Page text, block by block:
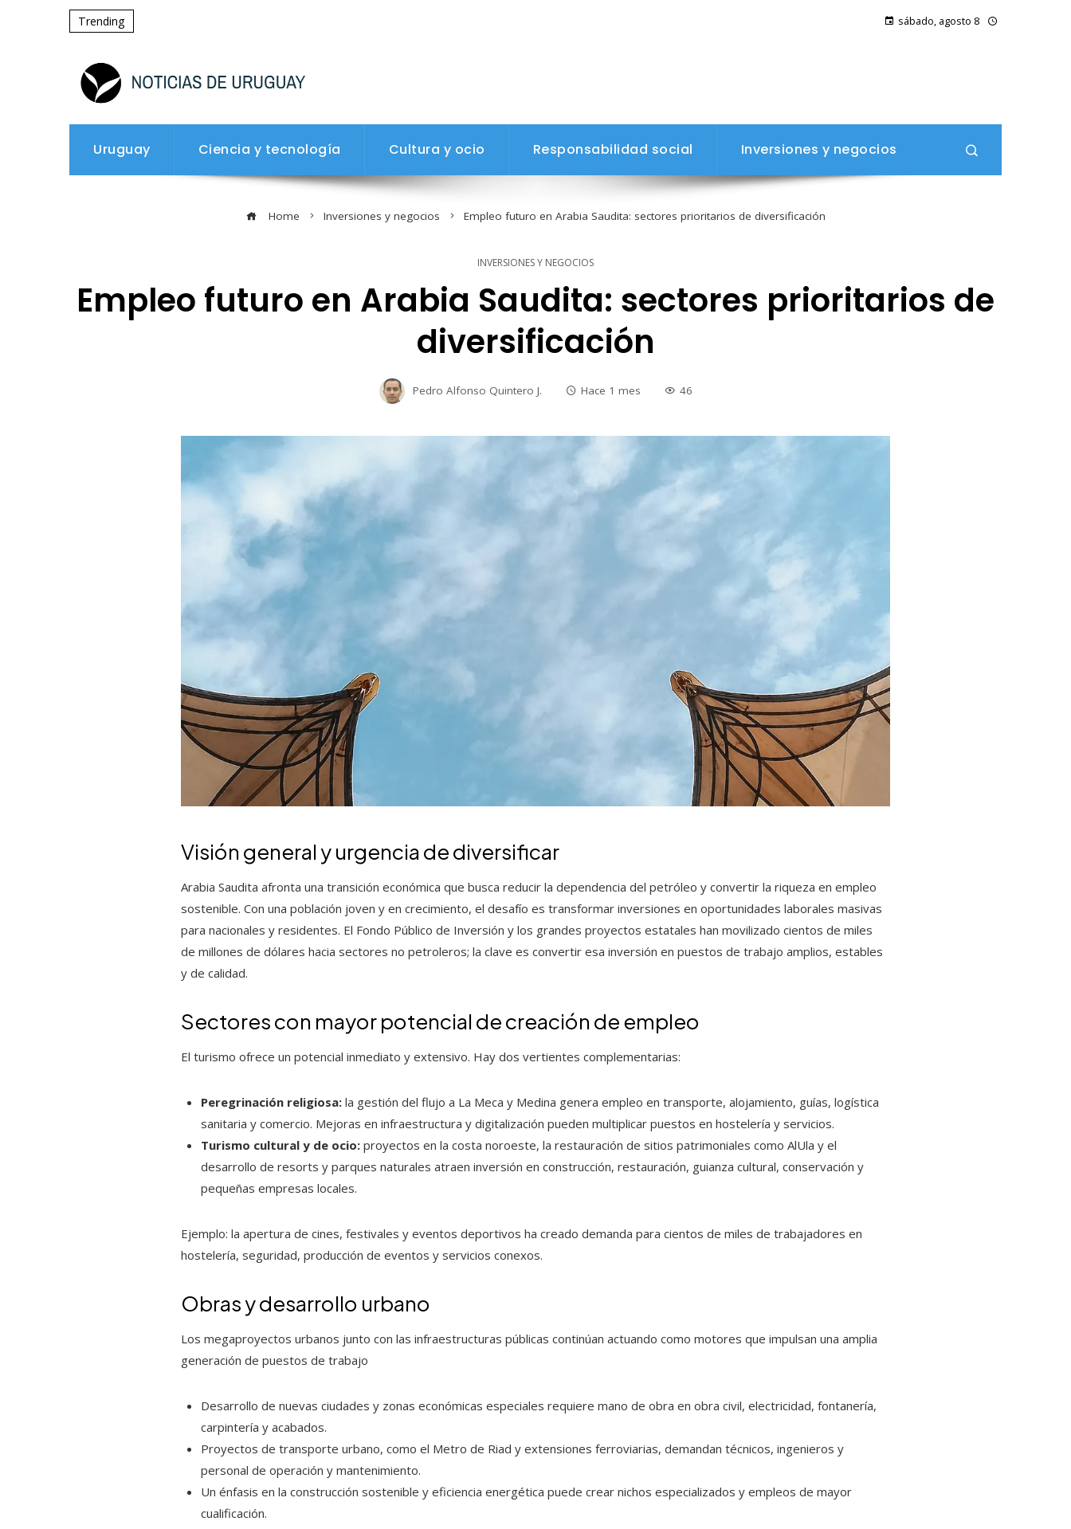
Trending sábado, agosto 8
Uruguay Ciencia y tecnología Cultura y ocio Responsabilidad social Inversiones y negocios
Home Inversiones y negocios Empleo futuro en Arabia Saudita: sectores prioritarios de diversificación
INVERSIONES Y NEGOCIOS
Empleo futuro en Arabia Saudita: sectores prioritarios de
diversificación
Pedro Alfonso Quintero J. Hace 1 mes 46
Visión general y urgencia de diversificar
Arabia Saudita afronta una transición económica que busca reducir la dependencia del petróleo y convertir la riqueza en empleo
sostenible. Con una población joven y en crecimiento, el desafío es transformar inversiones en oportunidades laborales masivas
para nacionales y residentes. El Fondo Público de Inversión y los grandes proyectos estatales han movilizado cientos de miles
de millones de dólares hacia sectores no petroleros; la clave es convertir esa inversión en puestos de trabajo amplios, estables
y de calidad.
Sectores con mayor potencial de creación de empleo
El turismo ofrece un potencial inmediato y extensivo. Hay dos vertientes complementarias:
Peregrinación religiosa: la gestión del flujo a La Meca y Medina genera empleo en transporte, alojamiento, guías, logística
sanitaria y comercio. Mejoras en infraestructura y digitalización pueden multiplicar puestos en hostelería y servicios.
Turismo cultural y de ocio: proyectos en la costa noroeste, la restauración de sitios patrimoniales como AlUla y el
desarrollo de resorts y parques naturales atraen inversión en construcción, restauración, guianza cultural, conservación y
pequeñas empresas locales.
Ejemplo: la apertura de cines, festivales y eventos deportivos ha creado demanda para cientos de miles de trabajadores en
hostelería, seguridad, producción de eventos y servicios conexos.
Obras y desarrollo urbano
Los megaproyectos urbanos junto con las infraestructuras públicas continúan actuando como motores que impulsan una amplia
generación de puestos de trabajo
Desarrollo de nuevas ciudades y zonas económicas especiales requiere mano de obra en obra civil, electricidad, fontanería,
carpintería y acabados.
Proyectos de transporte urbano, como el Metro de Riad y extensiones ferroviarias, demandan técnicos, ingenieros y
personal de operación y mantenimiento.
Un énfasis en la construcción sostenible y eficiencia energética puede crear nichos especializados y empleos de mayor
cualificación.